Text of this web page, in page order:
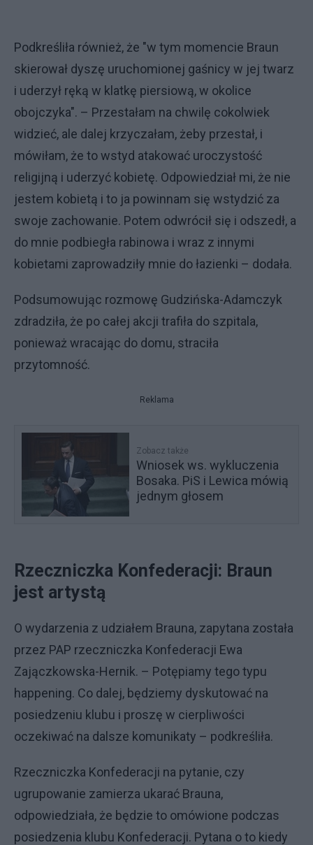
Podkreśliła również, że "w tym momencie Braun
skierował dyszę uruchomionej gaśnicy w jej twarz
i uderzył ręką w klatkę piersiową, w okolice
obojczyka". – Przestałam na chwilę cokolwiek
widzieć, ale dalej krzyczałam, żeby przestał, i
mówiłam, że to wstyd atakować uroczystość
religijną i uderzyć kobietę. Odpowiedział mi, że nie
jestem kobietą i to ja powinnam się wstydzić za
swoje zachowanie. Potem odwrócił się i odszedł, a
do mnie podbiegła rabinowa i wraz z innymi
kobietami zaprowadziły mnie do łazienki – dodała.
Podsumowując rozmowę Gudzińska-Adamczyk
zdradziła, że po całej akcji trafiła do szpitala,
ponieważ wracając do domu, straciła
przytomność.
Reklama
Zobacz także
Wniosek ws. wykluczenia
Bosaka. PiS i Lewica mówią
jednym głosem
Rzeczniczka Konfederacji: Braun
jest artystą
O wydarzenia z udziałem Brauna, zapytana została
przez PAP rzeczniczka Konfederacji Ewa
Zajączkowska-Hernik. – Potępiamy tego typu
happening. Co dalej, będziemy dyskutować na
posiedzeniu klubu i proszę w cierpliwości
oczekiwać na dalsze komunikaty – podkreśliła.
Rzeczniczka Konfederacji na pytanie, czy
ugrupowanie zamierza ukarać Brauna,
odpowiedziała, że będzie to omówione podczas
posiedzenia klubu Konfederacji. Pytana o to kiedy